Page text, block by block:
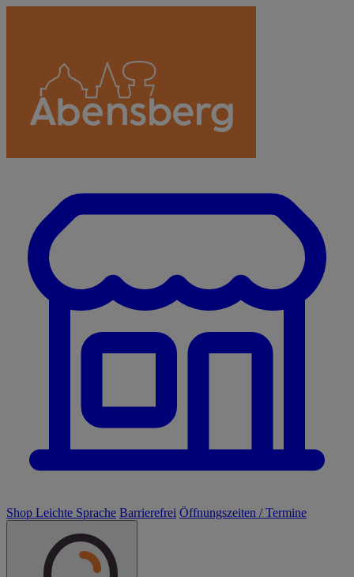
Shop Leichte Sprache Barrierefrei Öffnungszeiten / Termine